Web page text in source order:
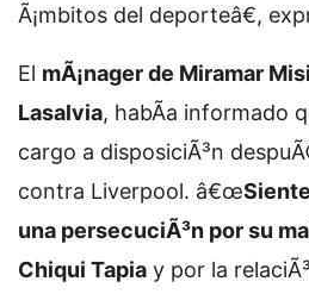
Ã¡mbitos del deporteâ€,
El mÃ¡nager de Miramar
Lasalvia, habÃ­a informado
cargo a disposiciÃ³n
contra Liverpool. â€œ
una persecuciÃ³n por su
Chiqui Tapia y por la